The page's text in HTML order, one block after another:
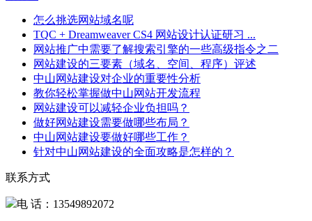
怎么挑选网站域名呢
TQC + Dreamweaver CS4 网站设计认证研习 ...
网站推广中需要了解搜索引擎的一些高级指令之二
网站建设的三要素（域名、空间、程序）评述
中山网站建设对企业的重要性分析
教你轻松掌握做中山网站开发流程
网站建设可以减轻企业负担吗？
做好网站建设需要做哪些布局？
中山网站建设要做好哪些工作？
针对中山网站建设的全面攻略是怎样的？
联系方式
电 话：13549892072